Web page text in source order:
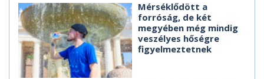
Mérséklődött a
forróság, de két
megyében még mindig
veszélyes hőségre
figyelmeztetnek